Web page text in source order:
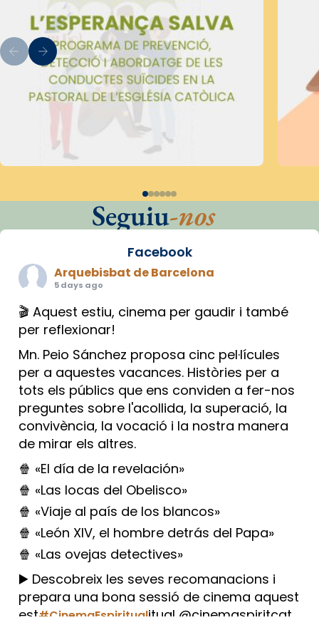
Seguiu-nos
Facebook
Arquebisbat de Barcelona
5 days ago
🎬 Aquest estiu, cinema per gaudir i també
per reflexionar!
Mn. Peio Sánchez proposa cinc pel·lícules
per a aquestes vacances. Històries per a
tots els públics que ens conviden a fer-nos
preguntes sobre l'acollida, la superació, la
convivència, la vocació i la nostra manera
de mirar els altres.
🍿 «El día de la revelación»
🍿 «Las locas del Obelisco»
🍿 «Viaje al país de los blancos»
🍿 «León XIV, el hombre detrás del Papa»
🍿 «Las ovejas detectives»
▶️ Descobreix les seves recomanacions i
prepara una bona sessió de cinema aquest
est#CinemaEspiritualitual @cinemaspiritcat